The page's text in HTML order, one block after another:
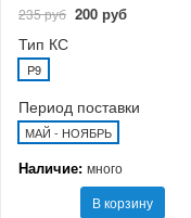
235 руб 200 руб
Тип КС
P9
Период поставки
МАЙ - НОЯБРЬ
Наличие: много
В корзину